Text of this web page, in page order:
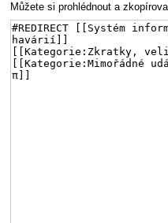
Můžete si prohlédnout a